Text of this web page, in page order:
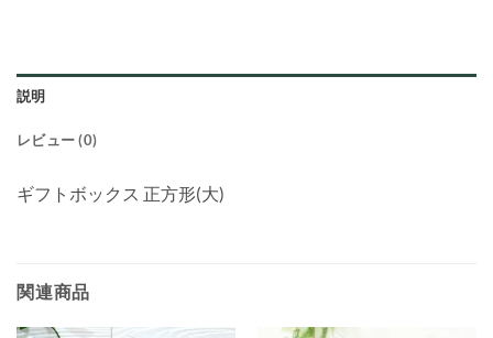
説明
レビュー (0)
ギフトボックス 正方形(大)
関連商品